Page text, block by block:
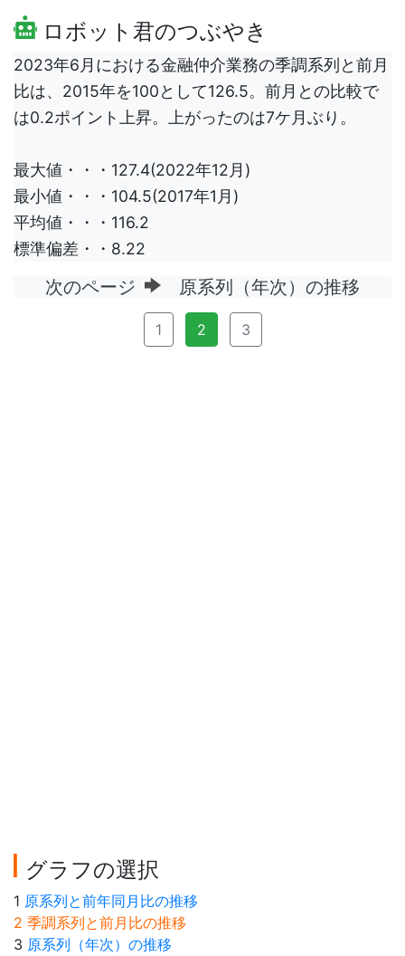
ロボット君のつぶやき
2023年6月における金融仲介業務の季調系列と前月
比は、2015年を100として126.5。前月との比較で
は0.2ポイント上昇。上がったのは7ケ月ぶり。
最大値・・・127.4(2022年12月)
最小値・・・104.5(2017年1月)
平均値・・・116.2
標準偏差・・8.22
次のページ 原系列（年次）の推移
1 2 3
グラフの選択
1 原系列と前年同月比の推移
2 季調系列と前月比の推移
3 原系列（年次）の推移